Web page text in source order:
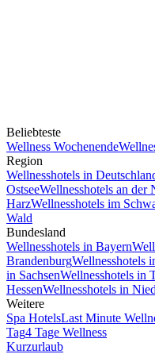
Beliebteste
Wellness Wochenende
Region
Wellnesshotels in
OstseeWellnesshotels an der
HarzWellnesshotels im
Wald
Bundesland
Wellnesshotels in Bayern
BrandenburgWellnesshotels
in SachsenWellnesshotels in
HessenWellnesshotels in
Weitere
Spa HotelsLast Minute
Tag4 Tage Wellness
Kurzurlaub